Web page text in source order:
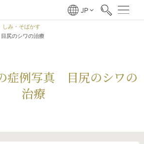
しみ・そばかす
尻のシワの治療
症例写真 目尻のシワの
治療